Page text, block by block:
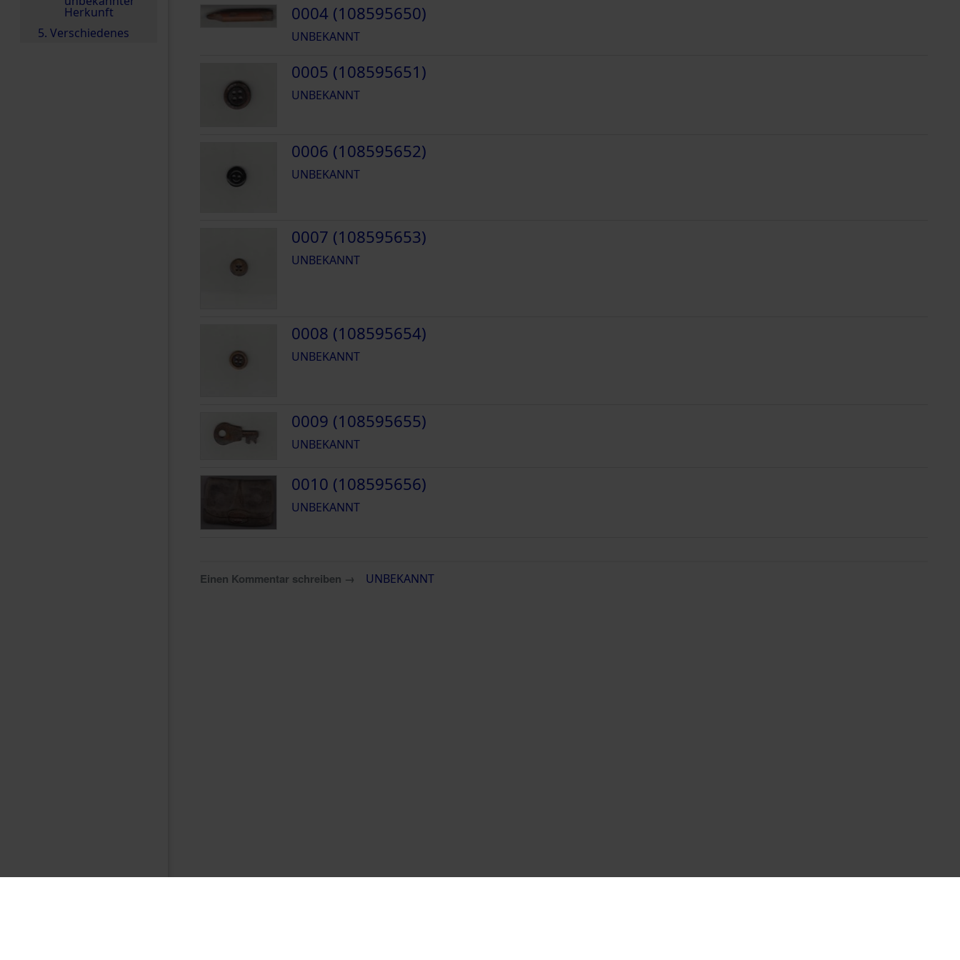
Herkunft
5. Verschiedenes
0004 (108595650)
UNBEKANNT
0005 (108595651)
UNBEKANNT
0006 (108595652)
UNBEKANNT
0007 (108595653)
UNBEKANNT
0008 (108595654)
UNBEKANNT
0009 (108595655)
UNBEKANNT
0010 (108595656)
UNBEKANNT
Einen Kommentar schreiben → UNBEKANNT